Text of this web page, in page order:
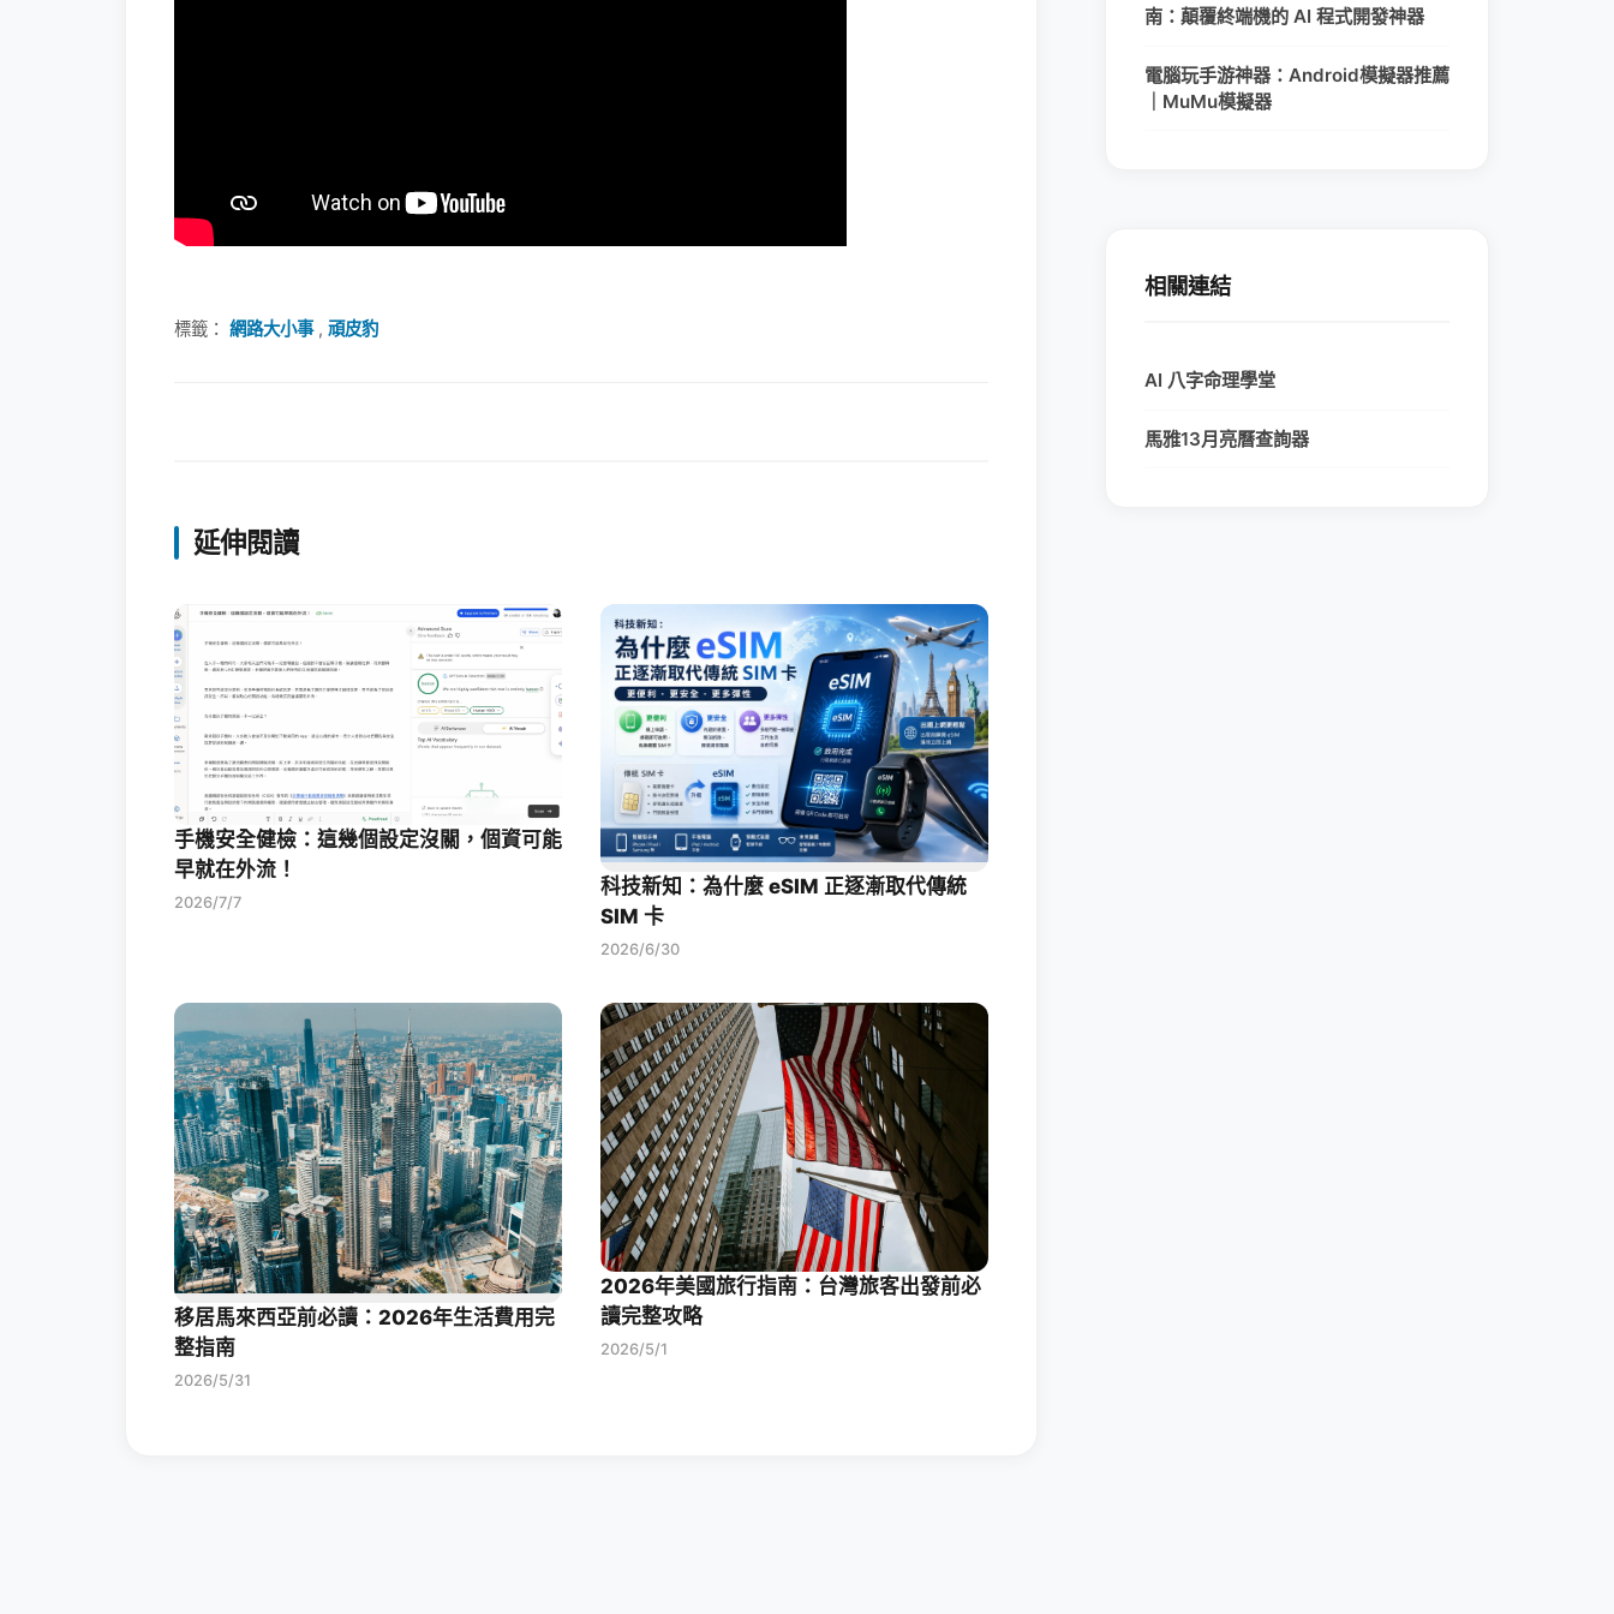
標籤： 網路大小事, 頑皮豹
延伸閱讀
手機安全健檢：這幾個設定沒關，個資可能
早就在外流！
2026/7/7
科技新知：為什麼 eSIM 正逐漸取代傳統
SIM 卡
2026/6/30
移居馬來西亞前必讀：2026年生活費用完
整指南
2026/5/31
2026年美國旅行指南：台灣旅客出發前必
讀完整攻略
2026/5/1
南：顛覆終端機的 AI 程式開發神器
電腦玩手游神器：Android模擬器推薦
｜MuMu模擬器
相關連結
AI 八字命理學堂
馬雅13月亮曆查詢器